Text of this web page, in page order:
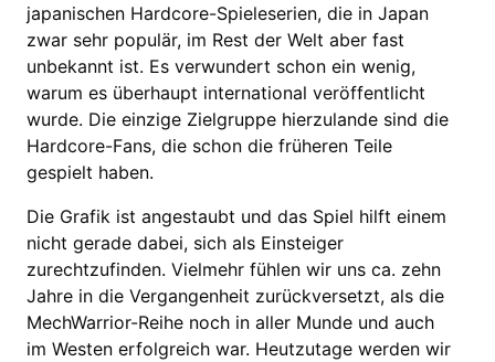
japanischen Hardcore-Spieleserien, die in Japan
zwar sehr populär, im Rest der Welt aber fast
unbekannt ist. Es verwundert schon ein wenig,
warum es überhaupt international veröffentlicht
wurde. Die einzige Zielgruppe hierzulande sind die
Hardcore-Fans, die schon die früheren Teile
gespielt haben.
Die Grafik ist angestaubt und das Spiel hilft einem
nicht gerade dabei, sich als Einsteiger
zurechtzufinden. Vielmehr fühlen wir uns ca. zehn
Jahre in die Vergangenheit zurückversetzt, als die
MechWarrior-Reihe noch in aller Munde und auch
im Westen erfolgreich war. Heutzutage werden wir